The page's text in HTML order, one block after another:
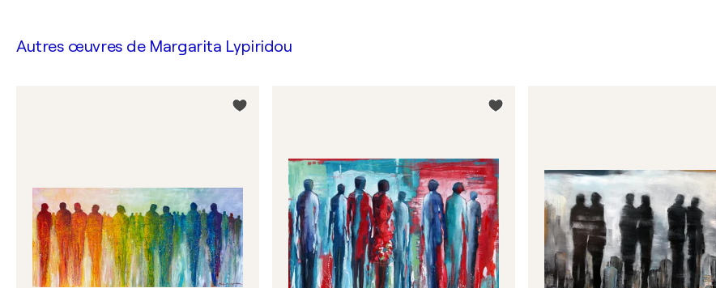
Autres œuvres de Margarita Lypiridou